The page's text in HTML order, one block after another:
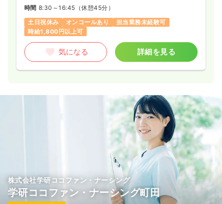
時間 8:30～16:45 （休憩45分）
土日祝休み
オンコールあり
担当業務未経験可
時給1,800円以上可
気になる 詳細を見る
株式会社学研ココファン・ナーシング
学研ココファン・ナーシング町田